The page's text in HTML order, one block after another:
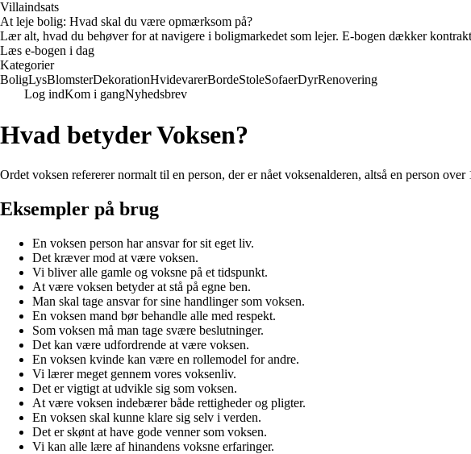
Villaindsats
At leje bolig: Hvad skal du være opmærksom på?
Lær alt, hvad du behøver for at navigere i boligmarkedet som lejer. E-bogen dækker
Læs e-bogen i dag
Kategorier
BoligLysBlomsterDekorationHvidevarerBordeStoleSofaerDyrRenovering
Log indKom i gangNyhedsbrev
Hvad betyder Voksen?
Ordet voksen refererer normalt til en person, der er nået voksenalderen, altså en person
Eksempler på brug
En voksen person har ansvar for sit eget liv.
Det kræver mod at være voksen.
Vi bliver alle gamle og voksne på et tidspunkt.
At være voksen betyder at stå på egne ben.
Man skal tage ansvar for sine handlinger som voksen.
En voksen mand bør behandle alle med respekt.
Som voksen må man tage svære beslutninger.
Det kan være udfordrende at være voksen.
En voksen kvinde kan være en rollemodel for andre.
Vi lærer meget gennem vores voksenliv.
Det er vigtigt at udvikle sig som voksen.
At være voksen indebærer både rettigheder og pligter.
En voksen skal kunne klare sig selv i verden.
Det er skønt at have gode venner som voksen.
Vi kan alle lære af hinandens voksne erfaringer.